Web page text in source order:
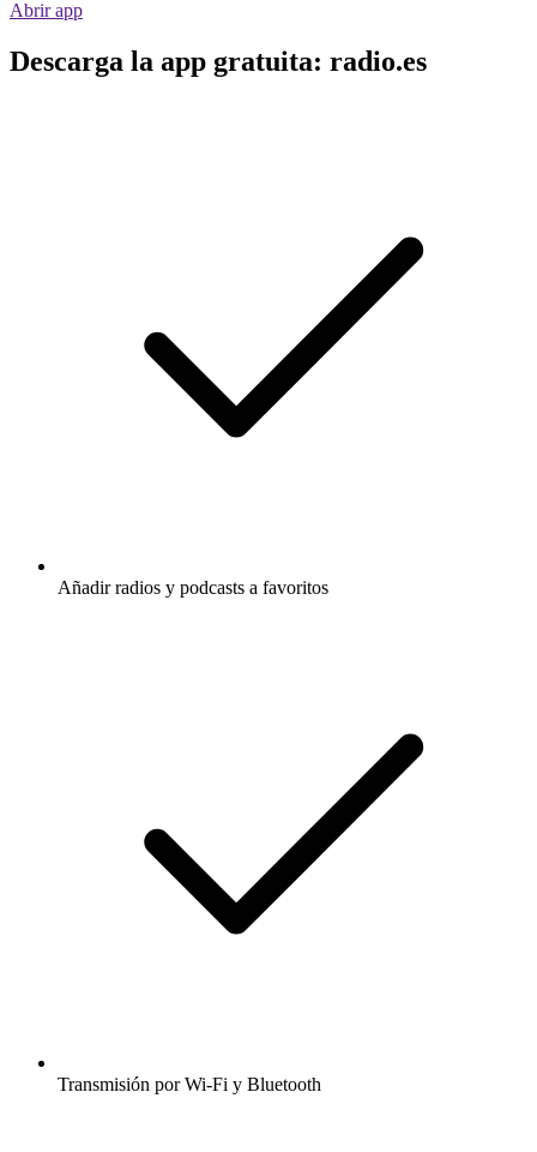
Abrir app
Descarga la app gratuita: radio.es
Añadir radios y podcasts a favoritos
Transmisión por Wi-Fi y Bluetooth